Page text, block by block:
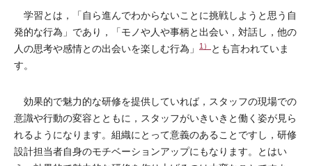
学習とは，「自ら進んでわからないことに挑戦しようと思う自
発的な行為」であり，「モノや人や事柄と出会い，対話し，他の
人の思考や感情との出会いを楽しむ行為」
1）
とも言われていま
す。
効果的で魅力的な研修を提供していれば，スタッフの現場での
意識や行動の変容とともに，スタッフがいきいきと働く姿が見ら
れるようになります。組織にとって意義のあることですし，研修
設計担当者自身のモチベーションアップにもなります。とはい